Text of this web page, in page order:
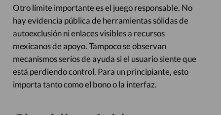
Otro límite importante es el juego responsable. No
hay evidencia pública de herramientas sólidas de
autoexclusión ni enlaces visibles a recursos
mexicanos de apoyo. Tampoco se observan
mecanismos serios de ayuda si el usuario siente que
está perdiendo control. Para un principiante, esto
importa tanto como el bono o la interfaz.